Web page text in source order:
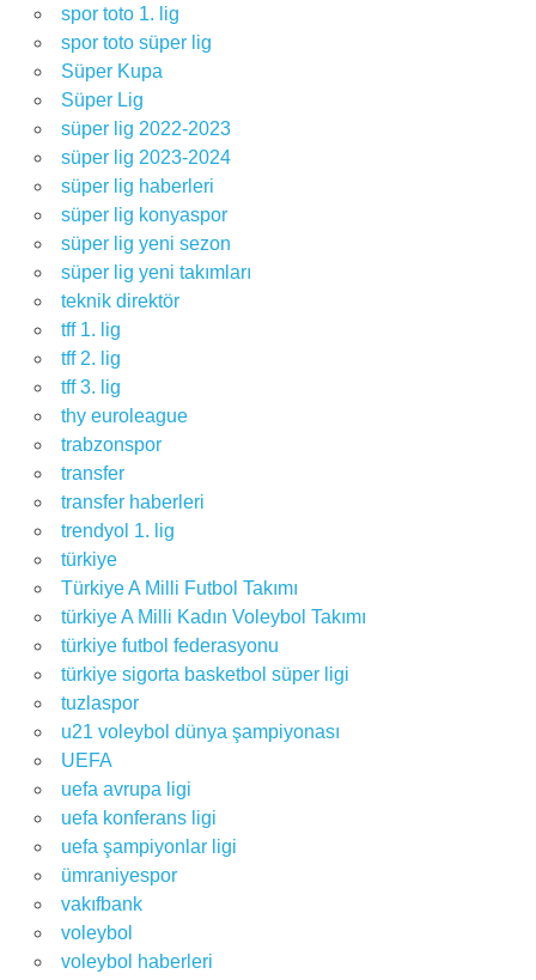
spor toto 1. lig
spor toto süper lig
Süper Kupa
Süper Lig
süper lig 2022-2023
süper lig 2023-2024
süper lig haberleri
süper lig konyaspor
süper lig yeni sezon
süper lig yeni takımları
teknik direktör
tff 1. lig
tff 2. lig
tff 3. lig
thy euroleague
trabzonspor
transfer
transfer haberleri
trendyol 1. lig
türkiye
Türkiye A Milli Futbol Takımı
türkiye A Milli Kadın Voleybol Takımı
türkiye futbol federasyonu
türkiye sigorta basketbol süper ligi
tuzlaspor
u21 voleybol dünya şampiyonası
UEFA
uefa avrupa ligi
uefa konferans ligi
uefa şampiyonlar ligi
ümraniyespor
vakıfbank
voleybol
voleybol haberleri